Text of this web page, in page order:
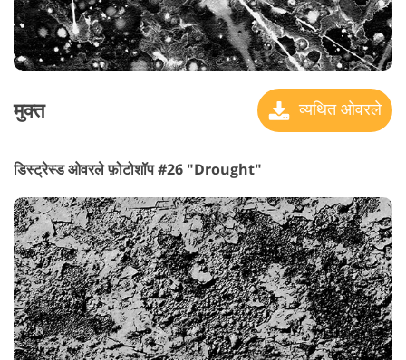
मुक्त व्यथित ओवरले
डिस्ट्रेस्ड ओवरले फ़ोटोशॉप #26 "Drought"